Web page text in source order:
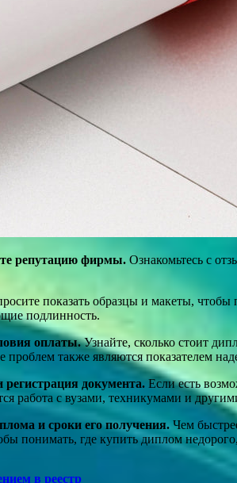
репутацию фирмы. Ознакомьтесь с
показать образцы и макеты,
подлинность.
оплаты.Узнайте, сколько стоит
проблем также являются показателем
документа. Если есть
работа с вузами, техникумами и
и сроки его получения. Чем
понимать, где купить диплом
в реестр